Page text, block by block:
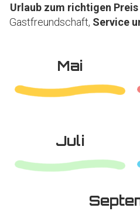
Urlaub zum richtigen
Gastfreundschaft, Service
Mai
Juli